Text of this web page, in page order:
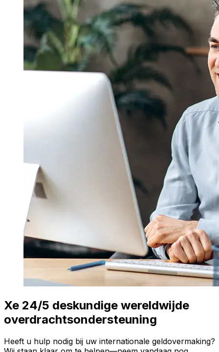
Xe 24/5 deskundige wereldwijde
overdrachtsondersteuning
Heeft u hulp nodig bij uw internationale geldovermaking?